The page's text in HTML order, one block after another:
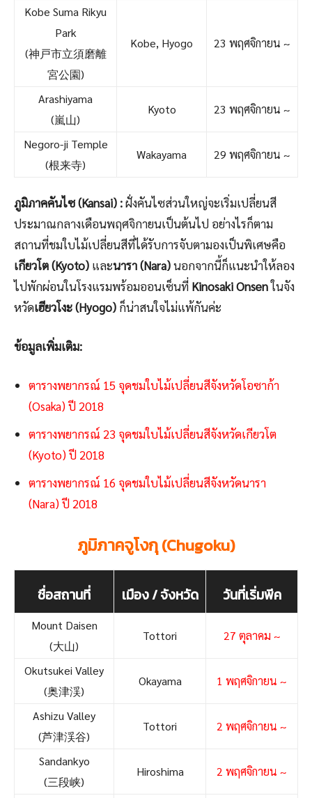
Kobe Suma Rikyu
Park
(神戸市立須磨離
宮公園)
Kobe, Hyogo 23 พฤศจิกายน ~
Arashiyama
(嵐山)
Kyoto 23 พฤศจิกายน ~
Negoro-ji Temple
(根来寺)
Wakayama 29 พฤศจิกายน ~
ภูมิภาคคันไซ (Kansai) :ฝั่งคันไซส่วนใหญ่จะเริ่มเปลี่ยนสี
ประมาณกลางเดือนพฤศจิกายนเป็นต้นไป อย่างไรก็ตาม
สถานที่ชมใบไม้เปลี่ยนสีที่ได้รับการจับตามองเป็นพิเศษคือ
เกียวโต (Kyoto) และนารา (Nara)นอกจากนี้ก็แนะนำให้ลอง
ไปพักผ่อนในโรงแรมพร้อมออนเซ็นที่ Kinosaki Onsenในจัง
หวัดเฮียวโงะ (Hyogo) ก็น่าสนใจไม่แพ้กันค่ะ
ข้อมูลเพิ่มเติม:
ตารางพยากรณ์ 15 จุดชมใบไม้เปลี่ยนสีจังหวัดโอซาก้า
(Osaka) ปี 2018
ตารางพยากรณ์ 23 จุดชมใบไม้เปลี่ยนสีจังหวัดเกียวโต
(Kyoto) ปี 2018
ตารางพยากรณ์ 16 จุดชมใบไม้เปลี่ยนสีจังหวัดนารา
(Nara) ปี 2018
ภูมิภาคจูโงกุ (Chugoku)
ชื่อสถานที่ เมือง / จังหวัด วันที่เริ่มพีค
Mount Daisen
(大山)
Tottori 27 ตุลาคม ~
Okutsukei Valley
(奥津渓)
Okayama 1 พฤศจิกายน ~
Ashizu Valley
(芦津渓谷)
Tottori 2 พฤศจิกายน ~
Sandankyo
(三段峡)
Hiroshima 2 พฤศจิกายน ~